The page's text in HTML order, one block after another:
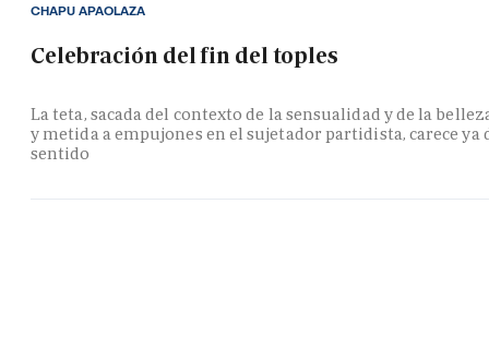
Celebración del fin del toples
La teta, sacada del contexto de la sensualidad y de la
y metida a empujones en el sujetador partidista, carece ya
sentido
CHAPU APAOLAZA